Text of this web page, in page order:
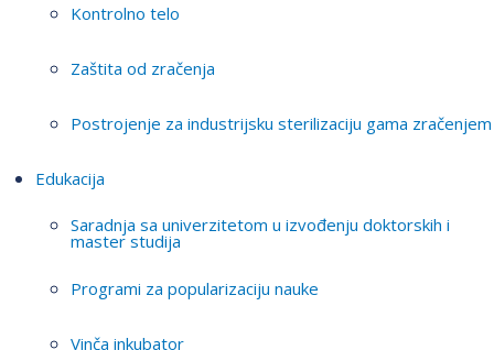
Kontrolno telo
Zaštita od zračenja
Postrojenje za industrijsku sterilizaciju gama zračenjem
Edukacija
Saradnja sa univerzitetom u izvođenju doktorskih i
master studija
Programi za popularizaciju nauke
Vinča inkubator